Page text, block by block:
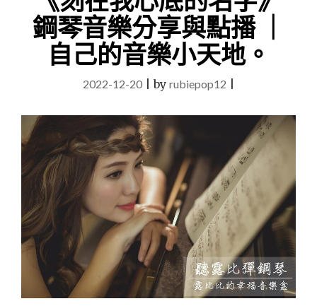
鋼
琴
演
奏
夯
日
劇
初
戀
主
《FIRST
LOVE》
多
田
光
–
鋼
琴
音
樂
分
鋼琴音樂分享與點播 ｜
自己的音樂小天地。
2022-12-20|by rubiepop12